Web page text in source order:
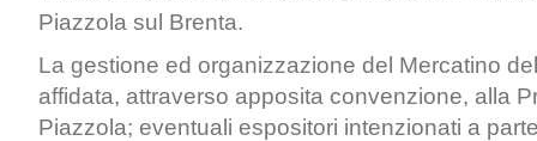
Piazzola sul Brenta.
La gestione ed organizzazione del Mercatino
affidata, attraverso apposita convenzione, alla
Piazzola; eventuali espositori intenzionati a